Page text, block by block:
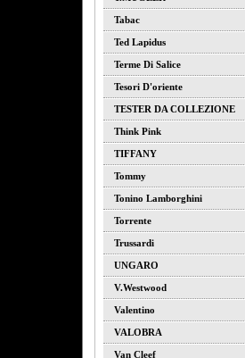
Tabac
Ted Lapidus
Terme Di Salice
Tesori D'oriente
TESTER DA COLLEZIONE
Think Pink
TIFFANY
Tommy
Tonino Lamborghini
Torrente
Trussardi
UNGARO
V.westwood
Valentino
VALOBRA
Van Cleef